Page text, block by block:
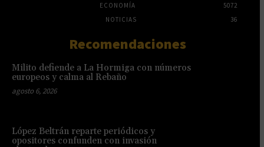
ECONOMÍA
5072
NOTICIAS
36
Recomendaciones
Milito defiende a La Hormiga con números
europeos y calma al Rebaño
agosto 6, 2026
López Beltrán reparte periódicos y
opositores confunden con invasión